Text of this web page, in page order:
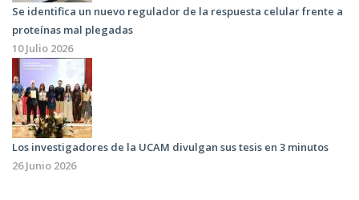
Se identifica un nuevo regulador de la respuesta celular frente a
proteínas mal plegadas
10 Julio 2026
Los investigadores de la UCAM divulgan sus tesis en 3 minutos
26 Junio 2026